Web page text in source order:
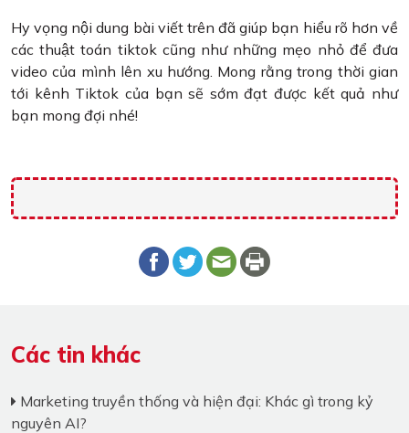
Hy vọng nội dung bài viết trên đã giúp bạn hiểu rõ hơn về
các thuật toán tiktok cũng như những mẹo nhỏ để đưa
video của mình lên xu hướng. Mong rằng trong thời gian
tới kênh Tiktok của bạn sẽ sớm đạt được kết quả như
bạn mong đợi nhé!
Các tin khác
Marketing truyền thống và hiện đại: Khác gì trong kỷ
nguyên AI?